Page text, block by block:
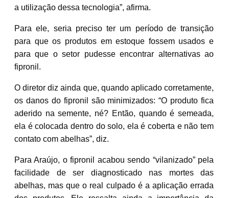
a utilização dessa tecnologia”, afirma.
Para ele, seria preciso ter um período de transição
para que os produtos em estoque fossem usados e
para que o setor pudesse encontrar alternativas ao
fipronil.
O diretor diz ainda que, quando aplicado corretamente,
os danos do fipronil são minimizados: “O produto fica
aderido na semente, né? Então, quando é semeada,
ela é colocada dentro do solo, ela é coberta e não tem
contato com abelhas”, diz.
Para Araújo, o fipronil acabou sendo “vilanizado” pela
facilidade de ser diagnosticado nas mortes das
abelhas, mas que o real culpado é a aplicação errada